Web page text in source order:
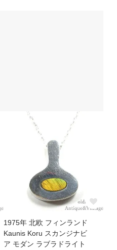
1975年 北欧 フィンランド
Kaunis Koru スカンジナビ
ア モダン ラブラドライト